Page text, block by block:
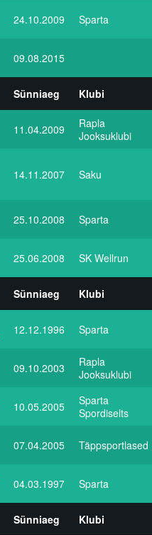
24.10.2009 Sparta
09.08.2015
Sünniaeg Klubi
11.04.2009
Rapla
Jooksuklubi
14.11.2007 Saku
25.10.2008 Sparta
25.06.2008 SK Wellrun
Sünniaeg Klubi
12.12.1996 Sparta
09.10.2003
Rapla
Jooksuklubi
10.05.2005
Sparta
Spordiselts
07.04.2005 Täppsportlased
04.03.1997 Sparta
Sünniaeg Klubi